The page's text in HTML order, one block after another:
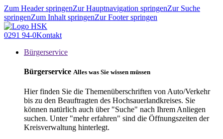
Zum Header springenZur Hauptnavigation springenZur Suche
springenZum Inhalt springenZur Footer springen
0291 94-0Kontakt
Bürgerservice
Bürgerservice Alles was Sie wissen müssen
Hier finden Sie die Themenüberschriften von Auto/Verkehr
bis zu den Beauftragten des Hochsauerlandkreises. Sie
können natürlich auch über "Suche" nach Ihrem Anliegen
suchen. Unter "mehr erfahren" sind die Öffnungszeiten der
Kreisverwaltung hinterlegt.